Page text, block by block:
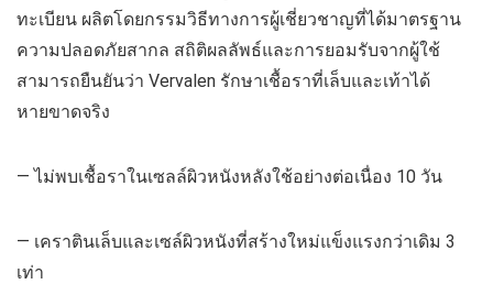
ทะเบียน ผลิตโดยกรรมวิธีทางการผู้เชี่ยวชาญที่ได้มาตรฐาน
ความปลอดภัยสากล สถิติผลลัพธ์และการยอมรับจากผู้ใช้
สามารถยืนยันว่า Vervalen รักษาเชื้อราที่เล็บและเท้าได้
หายขาดจริง
— ไม่พบเชื้อราในเซลล์ผิวหนังหลังใช้อย่างต่อเนื่อง 10 วัน
— เคราตินเล็บและเซล์ผิวหนังที่สร้างใหม่แข็งแรงกว่าเดิม 3
เท่า